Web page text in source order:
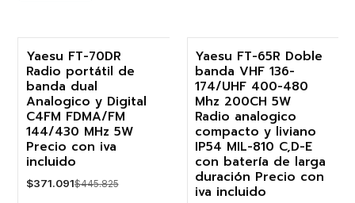
-17%
Yaesu FT-70DR
Radio portátil de
banda dual
Analogico y Digital
C4FM FDMA/FM
144/430 MHz 5W
Precio con iva
incluido
$371.091$445.825
-17%
Yaesu FT-65R Doble
banda VHF 136-
174/UHF 400-480
Mhz 200CH 5W
Radio analogico
compacto y liviano
IP54 MIL-810 C,D-E
con batería de larga
duración Precio con
iva incluido